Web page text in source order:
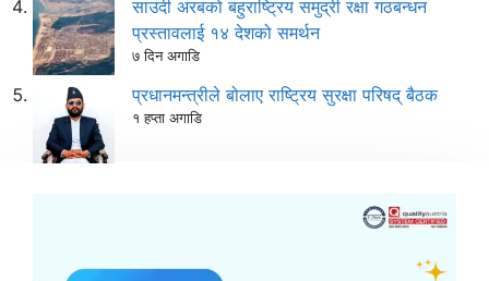
साउदी अरबको बहुराष्ट्रिय समुद्री रक्षा गठबन्धन
प्रस्तावलाई १४ देशको समर्थन
७ दिन अगाडि
प्रधानमन्त्रीले बोलाए राष्ट्रिय सुरक्षा परिषद् बैठक
१ हप्ता अगाडि